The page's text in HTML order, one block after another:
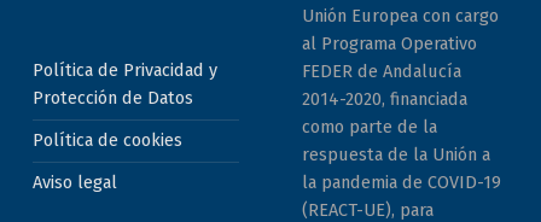
Política de Privacidad y
Protección de Datos
Política de cookies
Aviso legal
Unión Europea con cargo
al Programa Operativo
FEDER de Andalucía
2014-2020, financiada
como parte de la
respuesta de la Unión a
la pandemia de COVID-19
(REACT-UE), para